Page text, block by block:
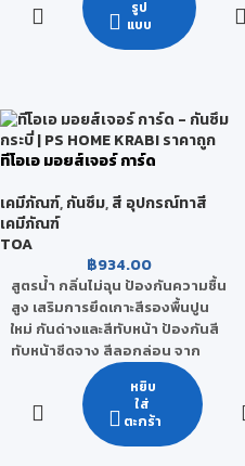
มุงหลังคาทุกชนิด ระเบียง ราง
ระบายน้ำคอนกรีต ฯลฯ
ยืดหยุ่นตัวสูงได้ถึง 5 เท่า
ช่วยป้องกันและแก้ไขปัญหารอย
แตกร้าวของคอนกรีตที่เกิดจาก
ทนแสงแดด ทนต่อสภาพอากาศที่
รุนแรง และรับแรงเสียดสีจากการ
สัญจรได้
ใช้สำหรับงานกัซึมบริเวณพื้นผิว
ต่างๆ เช่น ดาดฟ้า หลังคา ระเบียง
ผนัง รางระบายน้ำ เป็นต้น
รูป
แบบ
ทีโอเอ มอยส์เจอร์ การ์ด
เคมีภัณฑ์,กันซึม,สี อุปกรณ์ทาสี
เคมีภัณฑ์
TOA
฿934.00
สูตรน้ำ กลิ่นไม่ฉุน ป้องกันความชื้น
สูง เสริมการยึดเกาะสีรองพื้นปูน
ใหม่ กันด่างและสีทับหน้า ป้องกันสี
ทับหน้าซีดจาง สีลอกล่อน จาก
ความชื้น ทนทานต่อทุกสภาวะ
อากาศ เหมาะสำหรับบริเวณชาย
ล่างอาคาร
น้ำยาเคมีป้องกันความชื้นคุณภาพ
หยิบ
ใส่
ตะกร้า